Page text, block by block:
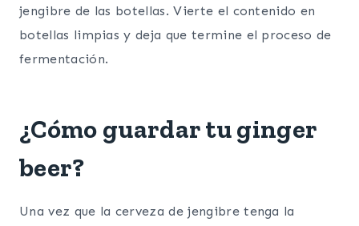
jengibre de las botellas. Vierte el contenido en
botellas limpias y deja que termine el proceso de
fermentación.
¿Cómo guardar tu ginger
beer?
Una vez que la cerveza de jengibre tenga la